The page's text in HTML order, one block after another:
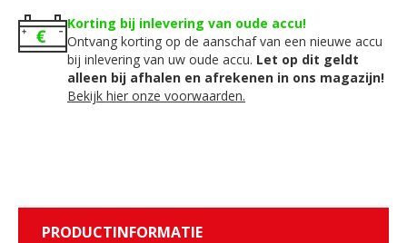
Korting bij inlevering van oude accu!
Ontvang korting op de aanschaf van een nieuwe accu
bij inlevering van uw oude accu. Let op dit geldt
alleen bij afhalen en afrekenen in ons magazijn!
Bekijk hier onze voorwaarden.
PRODUCTINFORMATIE